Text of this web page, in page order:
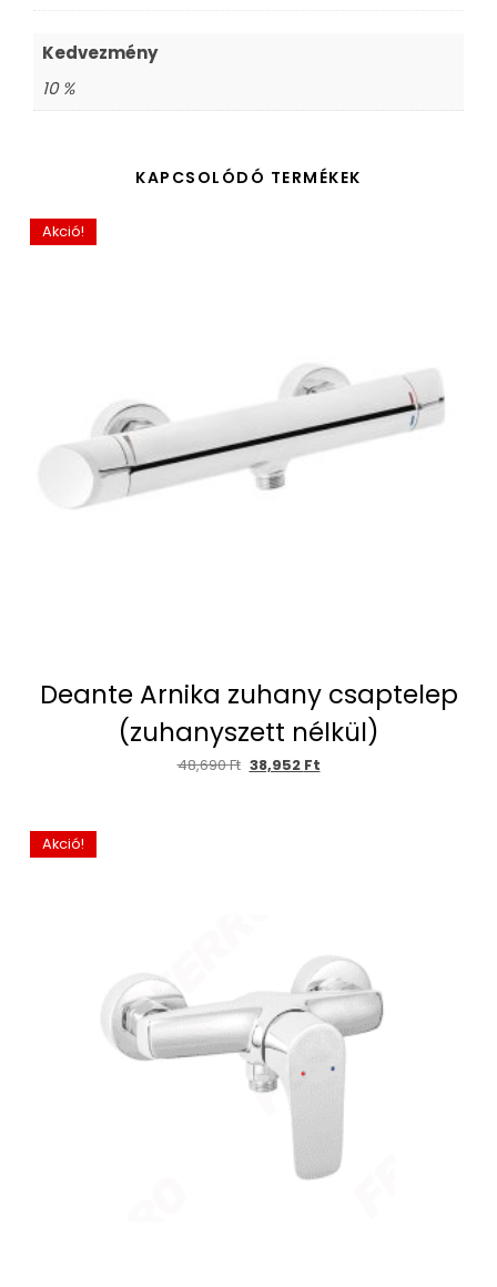
Kedvezmény
10 %
KAPCSOLÓDÓ TERMÉKEK
Akció!
Deante Arnika zuhany csaptelep
(zuhanyszett nélkül)
48,690Ft 38,952 Ft
Akció!